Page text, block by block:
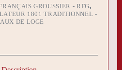
GROUSSIER - RFG,
1801 TRADITIONNEL -
DE LOGE